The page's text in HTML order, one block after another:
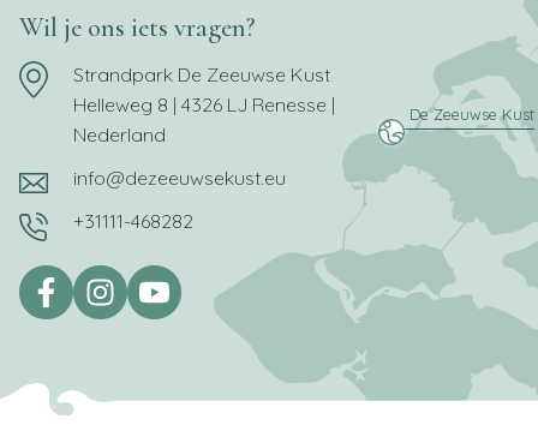
Wil je ons iets vragen?
Strandpark De Zeeuwse Kust
Helleweg 8 | 4326 LJ Renesse |
Nederland
info@dezeeuwsekust.eu
+31111-468282